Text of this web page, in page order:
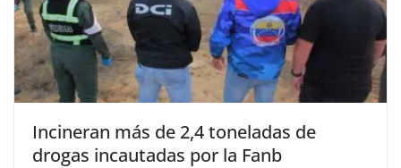
Incineran más de 2,4 toneladas de
drogas incautadas por la Fanb